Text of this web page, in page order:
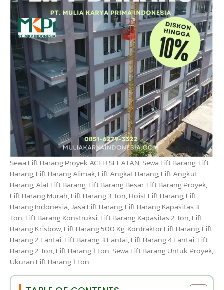
Sewa Lift Barang Proyek ACEH SELATAN, Sewa Lift Barang, Lift
Barang, Lift Barang Alimak, Lift Angkat Barang, Lift Angkut
Barang, Alat Lift Barang, Lift Barang Besar, Lift Barang Proyek,
Lift Barang Murah, Lift Barang 3 Ton, Hoist Lift Barang, Lift
Barang Indonesia, Jasa Lift Barang, Lift Barang Kapasitas 3
Ton, Lift Barang Konstruksi, Lift Barang Kapasitas 2 Ton, Lift
Barang Krisbow, Lift Barang 500 Kg, Kontraktor Lift Barang, Lift
Barang 2 Lantai, Lift Barang 3 Lantai, Lift Barang 4 Lantai, Lift
Barang 2 Ton, Lift Barang 1 Ton, Sewa Lift Barang Untuk Proyek,
Ukuran Lift Barang 1 Ton